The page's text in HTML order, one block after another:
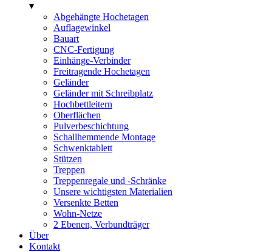
▾
Abgehängte Hochetagen
Auflagewinkel
Bauart
CNC-Fertigung
Einhänge-Verbinder
Freitragende Hochetagen
Geländer
Geländer mit Schreibplatz
Hochbettleitern
Oberflächen
Pulverbeschichtung
Schallhemmende Montage
Schwenktablett
Stützen
Treppen
Treppenregale und -Schränke
Unsere wichtigsten Materialien
Versenkte Betten
Wohn-Netze
2 Ebenen, Verbundträger
Über
Kontakt